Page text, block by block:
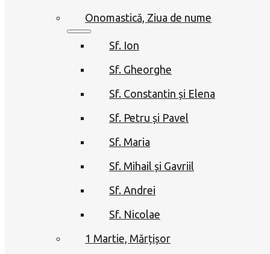
Onomastică, Ziua de nume
Sf. Ion
Sf. Gheorghe
Sf. Constantin și Elena
Sf. Petru și Pavel
Sf. Maria
Sf. Mihail și Gavriil
Sf. Andrei
Sf. Nicolae
1 Martie, Mărțișor